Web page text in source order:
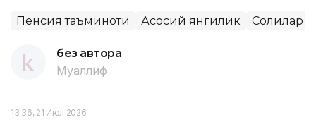
Пенсия таъминоти Асосий янгилик Солиқлар
без автора
Муаллиф
13:36, 21 Июл 2026